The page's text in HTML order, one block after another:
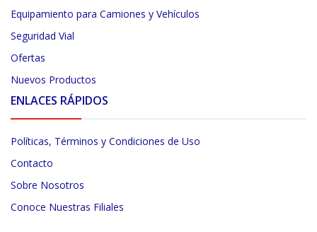
Equipamiento para Camiones y Vehículos
Seguridad Vial
Ofertas
Nuevos Productos
ENLACES RÁPIDOS
Políticas, Términos y Condiciones de Uso
Contacto
Sobre Nosotros
Conoce Nuestras Filiales